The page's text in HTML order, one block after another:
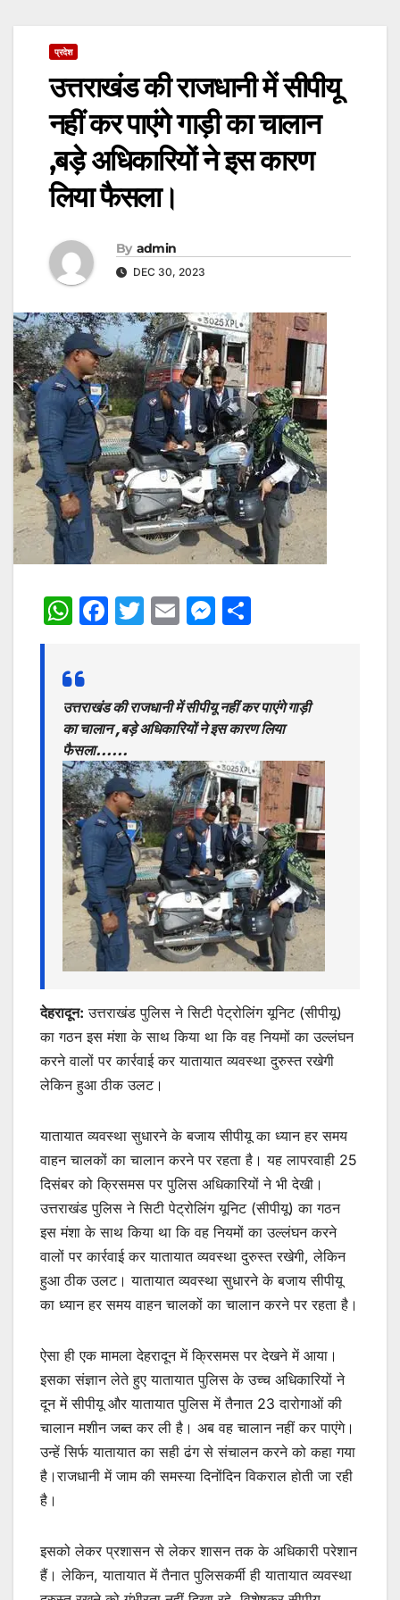
प्रदेश
उत्तराखंड की राजधानी में सीपीयू
नहीं कर पाएंगे गाड़ी का चालान
,बड़े अधिकारियों ने इस कारण
लिया फैसला।
By admin
DEC 30, 2023
W
at
s
A
p
p
F
e
b
o
o
k
T
er
E
l
M
s
e
n
g
er
e
उत्तराखंड की राजधानी में सीपीयू नहीं कर पाएंगे गाड़ी
का चालान ,बड़े अधिकारियों ने इस कारण लिया
फैसला……
देहरादून: उत्तराखंड पुलिस ने सिटी पेट्रोलिंग यूनिट (सीपीयू)
का गठन इस मंशा के साथ किया था कि वह नियमों का उल्लंघन
करने वालों पर कार्रवाई कर यातायात व्यवस्था दुरुस्त रखेगी
लेकिन हुआ ठीक उलट।
यातायात व्यवस्था सुधारने के बजाय सीपीयू का ध्यान हर समय
वाहन चालकों का चालान करने पर रहता है। यह लापरवाही 25
दिसंबर को क्रिसमस पर पुलिस अधिकारियों ने भी देखी।
उत्तराखंड पुलिस ने सिटी पेट्रोलिंग यूनिट (सीपीयू) का गठन
इस मंशा के साथ किया था कि वह नियमों का उल्लंघन करने
वालों पर कार्रवाई कर यातायात व्यवस्था दुरुस्त रखेगी, लेकिन
हुआ ठीक उलट। यातायात व्यवस्था सुधारने के बजाय सीपीयू
का ध्यान हर समय वाहन चालकों का चालान करने पर रहता है।
ऐसा ही एक मामला देहरादून में क्रिसमस पर देखने में आया।
इसका संज्ञान लेते हुए यातायात पुलिस के उच्च अधिकारियों ने
दून में सीपीयू और यातायात पुलिस में तैनात 23 दारोगाओं की
चालान मशीन जब्त कर ली है। अब वह चालान नहीं कर पाएंगे।
उन्हें सिर्फ यातायात का सही ढंग से संचालन करने को कहा गया
है।राजधानी में जाम की समस्या दिनोंदिन विकराल होती जा रही
है।
इसको लेकर प्रशासन से लेकर शासन तक के अधिकारी परेशान
हैं। लेकिन, यातायात में तैनात पुलिसकर्मी ही यातायात व्यवस्था